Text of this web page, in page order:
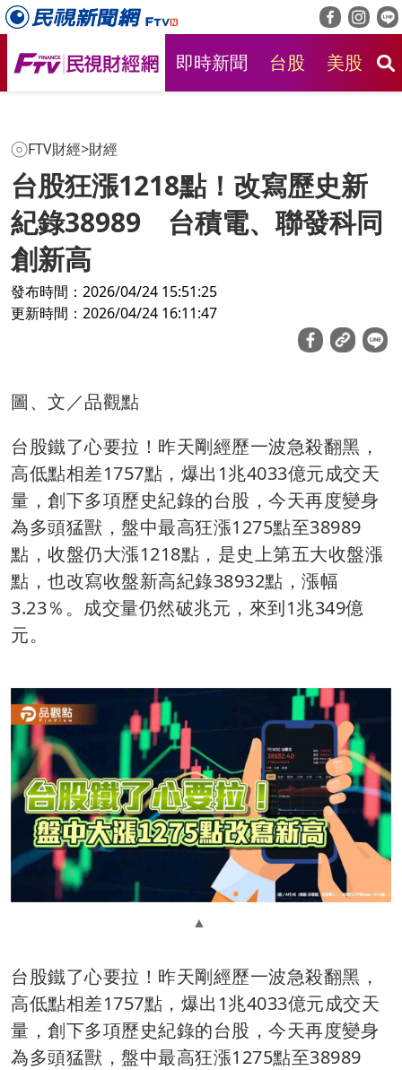
即時新聞 台股 美股
FTV財經>財經
台股狂漲1218點！改寫歷史新
紀錄38989 台積電、聯發科同
創新高
發布時間：2026/04/24 15:51:25
更新時間：2026/04/24 16:11:47
圖、文／品觀點
台股鐵了心要拉！昨天剛經歷一波急殺翻黑，
高低點相差1757點，爆出1兆4033億元成交天
量，創下多項歷史紀錄的台股，今天再度變身
為多頭猛獸，盤中最高狂漲1275點至38989
點，收盤仍大漲1218點，是史上第五大收盤漲
點，也改寫收盤新高紀錄38932點，漲幅
3.23％。成交量仍然破兆元，來到1兆349億
元。
台股鐵了心要拉！昨天剛經歷一波急殺翻黑，
高低點相差1757點，爆出1兆4033億元成交天
量，創下多項歷史紀錄的台股，今天再度變身
為多頭猛獸，盤中最高狂漲1275點至38989